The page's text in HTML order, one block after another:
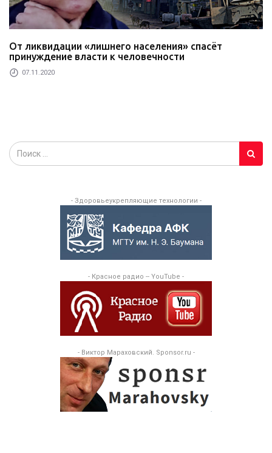
От ликвидации «лишнего населения» спасёт
принуждение власти к человечности
07.11.2020
- Здоровьеукрепляющие технологии -
- Красное радио -- YouTube -
- Виктор Мараховский. Sponsor.ru -